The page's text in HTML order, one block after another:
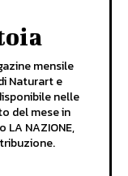
mensile
Naturart e
nelle
del mese in
NAZIONE,